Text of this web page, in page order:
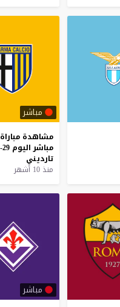
مباشر
مشاهدة مباراة
مباشر اليوم 29-9-2025
تارديني
منذ 10 أشهر
مباشر